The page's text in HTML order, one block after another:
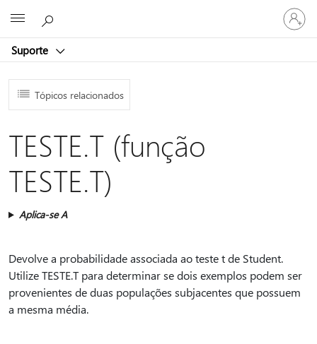
Suporte
Iniciar
sessão
na
Tópicos relacionados
TESTE.T (função
TESTE.T)
Aplica-se A
Devolve a probabilidade associada ao teste t de Student.
Utilize TESTE.T para determinar se dois exemplos podem ser
provenientes de duas populações subjacentes que possuem
a mesma média.